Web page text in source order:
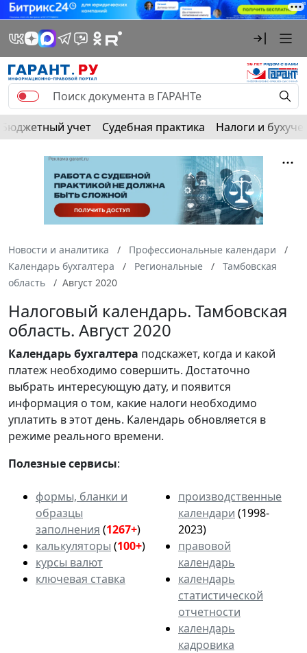
Бюджетный учет Судебная практика Налоги и
Новости и аналитика
Профессиональные календари
Календарь бухгалтера
Региональные
Тамбовская
область
Август 2020
Налоговый календарь. Тамбовская
область. Август 2020
Календарьбухгалтера подскажет, когда и какой
платеж необходимо совершить. Достаточно
выбрать интересующую дату, и появится
информация о том, какие налоги необходимо
уплатить в этот день. Календарь обновляется в
режиме реального времени.
Полезные сервисы:
формы, бланки и
образцы
заполнения (1267+)
калькуляторы (100+)
курсы валют
ключевая ставка
производственные
календари (1998-
2023)
правовой
календарь
календарь
статистической
отчетности
календарь
кадровика